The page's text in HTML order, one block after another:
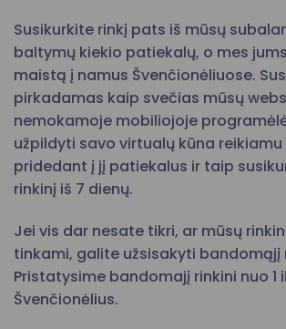
Susikurkite rinkį pats iš mūsų
baltymų kiekio patiekalų, o mes
maistą į namus Švenčionėliuose.
pirkadamas kaip svečias mūsų
nemokamoje mobiliojoje
užpildyti savo virtualų kūna
pridedant į jį patiekalus ir taip
rinkinį iš 7 dienų.
Jei vis dar nesate tikri, ar mūsų
tinkami, galite užsisakyti bandomąjį
Pristatysime bandomajį rinkini nuo 1
Švenčionėlius.